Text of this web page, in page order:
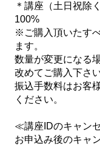
＊講座（土日祝
100%
※ご購入頂いたす
ます。
数量が変更になる
改めてご購入下さい
振込手数料はお客
ください。
≪講座IDのキャン
お申込み後のキャ